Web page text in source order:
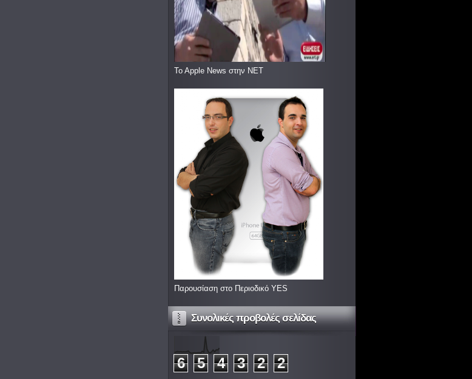
To Apple News στην ΝΕΤ
Παρουσίαση στο Περιοδικό YES
Συνολικές προβολές σελίδας
6 5 4 3 2 2